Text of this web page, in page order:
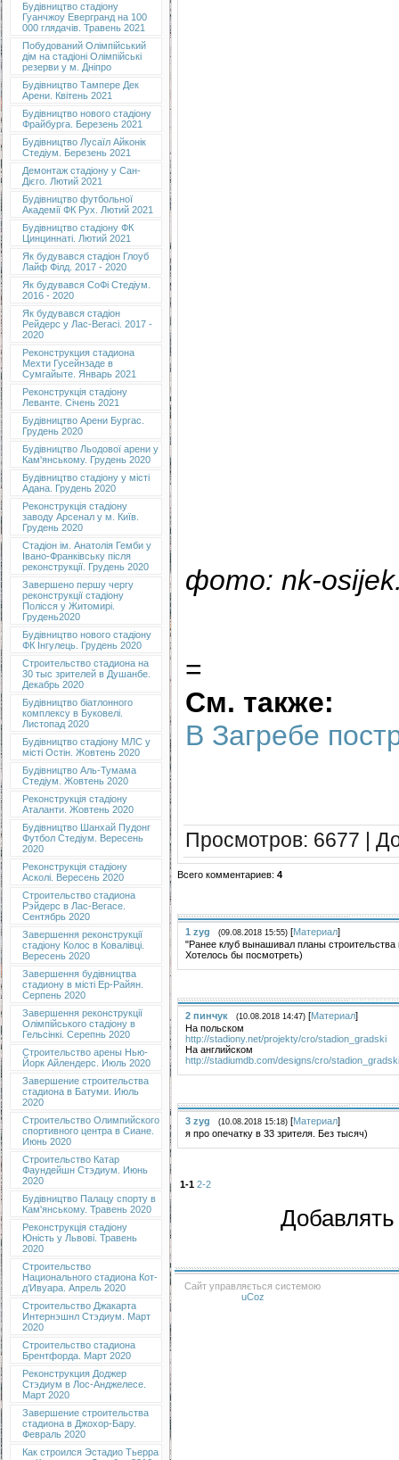
Будівництво стадіону
Гуанчжоу Евергранд на 100
000 глядачів. Травень 2021
Побудований Олімпійський
дім на стадіоні Олімпійські
резерви у м. Дніпро
Будівництво Тампере Дек
Арени. Квітень 2021
Будівництво нового стадіону
Фрайбурга. Березень 2021
Будівництво Лусаїл Айконік
Стедіум. Березень 2021
Демонтаж стадіону у Сан-
Дієго. Лютий 2021
Будівництво футбольної
Академії ФК Рух. Лютий 2021
Будівництво стадіону ФК
Цинциннаті. Лютий 2021
Як будувався стадіон Глоуб
Лайф Філд. 2017 - 2020
Як будувався СоФі Стедіум.
2016 - 2020
Як будувався стадіон
Рейдерс у Лас-Вегасі. 2017 -
2020
Реконструкция стадиона
Мехти Гусейнзаде в
Сумгайыте. Январь 2021
Реконструкція стадіону
Леванте. Січень 2021
Будівництво Арени Бургас.
Грудень 2020
Будівництво Льодової арени у
Кам'янському. Грудень 2020
Будівництво стадіону у місті
Адана. Грудень 2020
Реконструкція стадіону
заводу Арсенал у м. Київ.
Грудень 2020
Cтадіон ім. Анатолія Гемби у
Івано-Франківську після
реконструкції. Грудень 2020
Завершено першу чергу
реконструкції стадіону
Полісся у Житомирі.
Грудень2020
Будівництво нового стадіону
ФК Інгулець. Грудень 2020
Строительство стадиона на
30 тыс зрителей в Душанбе.
Декабрь 2020
Будівництво біатлонного
комплексу в Буковелі.
Листопад 2020
Будівництво стадіону МЛС у
місті Остін. Жовтень 2020
Будівництво Аль-Тумама
Стедіум. Жовтень 2020
Реконструкція стадіону
Аталанти. Жовтень 2020
Будівництво Шанхай Пудонг
Футбол Стедіум. Вересень
2020
Реконструкція стадіону
Асколі. Вересень 2020
Строительство стадиона
Рэйдерс в Лас-Вегасе.
Сентябрь 2020
Завершення реконструкції
стадіону Колос в Ковалівці.
Вересень 2020
Завершення будівництва
стадиону в місті Ер-Райян.
Серпень 2020
Завершення реконструкції
Олімпійського стадіону в
Гельсінкі. Серепнь 2020
Строительство арены Нью-
Йорк Айлендерс. Июль 2020
Завершение строительства
стадиона в Батуми. Июль
2020
Строительство Олимпийского
спортивного центра в Сиане.
Июнь 2020
Строительство Катар
Фаундейшн Стэдиум. Июнь
2020
Будівництво Палацу спорту в
Кам'янському. Травень 2020
Реконструкція стадіону
Юність у Львові. Травень
2020
Строительство
Национального стадиона Кот-
д’Ивуара. Апрель 2020
Строительство Джакарта
Интернэшнл Стэдиум. Март
2020
Строительство стадиона
Брентфорда. Март 2020
Реконструкция Доджер
Стэдиум в Лос-Анджелесе.
Март 2020
Завершение строительства
стадиона в Джохор-Бару.
Февраль 2020
Как строился Эстадио Тьерра
фото: nk-
=
См. также:
В Загребе
Просмотров: 6677 |
Всего комментариев: 4
1 zyg (09.08.2018 15:55) [Материал]
"Ранее клуб вынашивал планы строительства
Хотелось бы посмотреть)
2 пинчук (10.08.2018 14:47) [Материал]
На польском
http://stadiony.net/projekty/cro/stadion_gradski
На английском
http://stadiumdb.com/designs/cro/stadion_gradski
3 zyg (10.08.2018 15:18) [Материал]
я про опечатку в 33 зрителя. Без тысяч)
1-1 2-2
Добавлять
Сайт управляється системою
uCoz